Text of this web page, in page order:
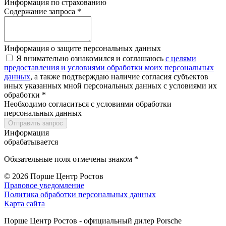
Информация по страхованию
Содержание запроса *
Информация о защите персональных данных
Я внимательно ознакомился и соглашаюсь с целями
предоставления и условиями обработки моих персональных
данных, а также подтверждаю наличие согласия субъектов
иных указанных мной персональных данных с условиями их
обработки *
Необходимо согласиться с условиями обработки
персональных данных
Отправить запрос
Информация
обрабатывается
Обязательные поля отмечены знаком *
© 2026 Порше Центр Ростов
Правовое уведомление
Политика обработки персональных данных
Карта сайта
Порше Центр Ростов - официальный дилер Porsche